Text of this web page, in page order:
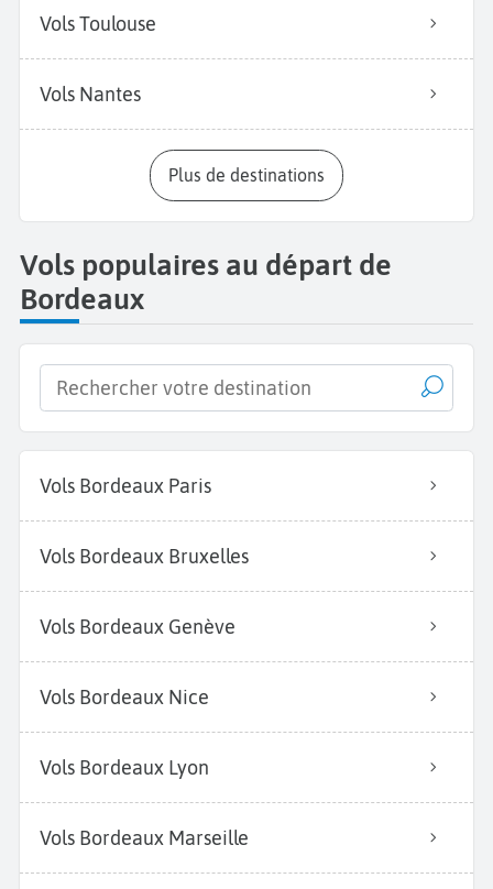
Vols Toulouse
Vols Nantes
Plus de destinations
Vols populaires au départ de
Bordeaux
Vols Bordeaux Paris
Vols Bordeaux Bruxelles
Vols Bordeaux Genève
Vols Bordeaux Nice
Vols Bordeaux Lyon
Vols Bordeaux Marseille